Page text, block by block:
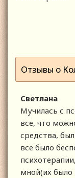
Отзывы о
Светлана
Мучилась с
все, что
средства,
все было
мной(их было